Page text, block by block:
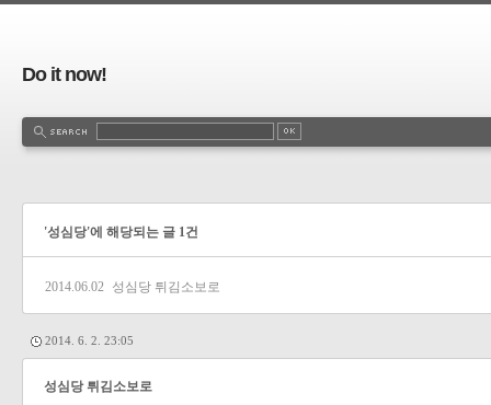
Do it now!
'성심당'에 해당되는 글 1건
2014.06.02 성심당 튀김소보로
2014. 6. 2. 23:05
성심당 튀김소보로